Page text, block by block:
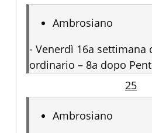
Ambrosiano
- Venerdì 16a settimana
ordinario – 8a dopo
25
Ambrosiano